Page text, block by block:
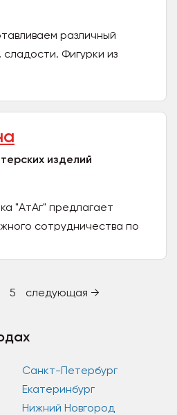
различный
Фигурки из
изделий
"АтАг" предлагает
сотрудничества по
5 следующая →
Санкт-Петербург
Екатеринбург
Нижний Новгород